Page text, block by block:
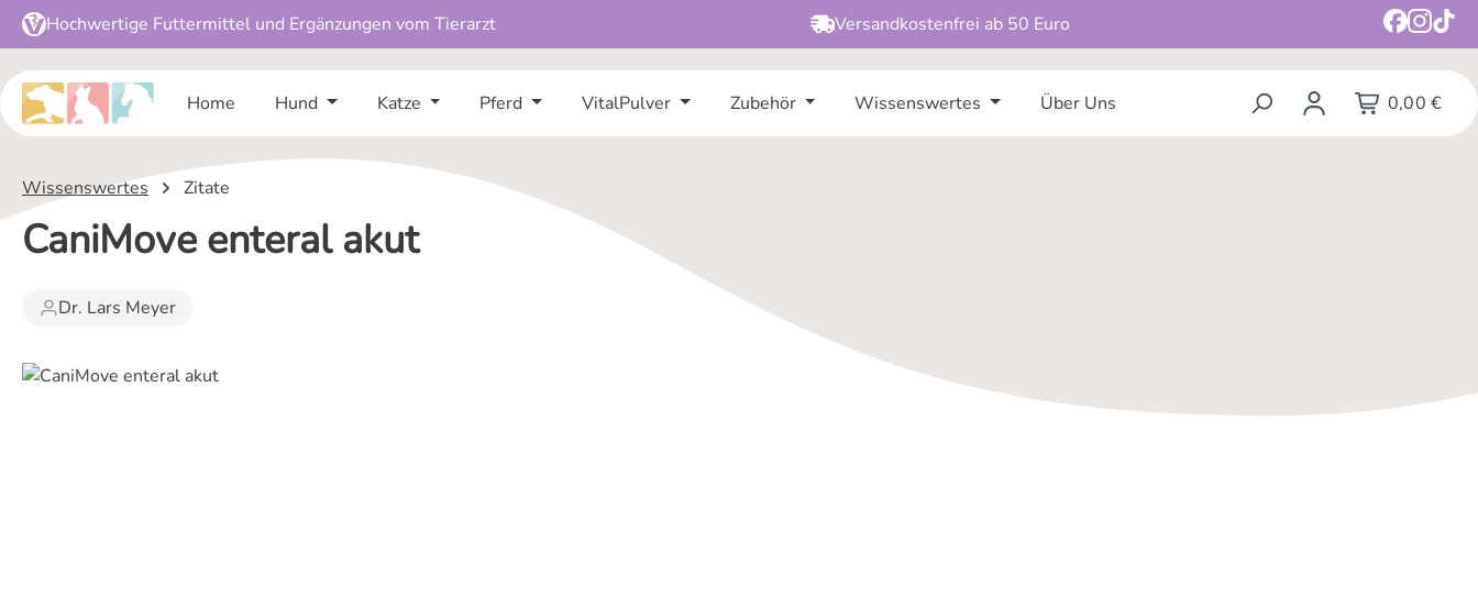
Hauptinhalt springen
Zur Suche springen
Zur Hauptnavigation springen
Hochwertige Futtermittel und Ergänzungen vom Tierarzt Versandkostenfrei ab 50 Euro
Home Hund Katze Pferd VitalPulver Zubehör Wissenswertes Über Uns 0,00 €
Wissenswertes Zitate
CaniMove enteral akut
Dr. Lars Meyer